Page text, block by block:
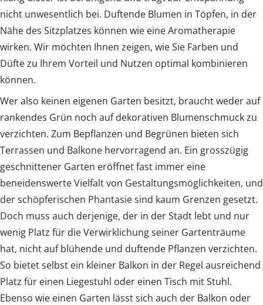
nicht unwesentlich bei. Duftende Blumen in Töpfen, in der
Nähe des Sitzplatzes können wie eine Aromatherapie
wirken. Wir möchten Ihnen zeigen, wie Sie Farben und
Düfte zu Ihrem Vorteil und Nutzen optimal kombinieren
können.
Wer also keinen eigenen Garten besitzt, braucht weder auf
rankendes Grün noch auf dekorativen Blumenschmuck zu
verzichten. Zum Bepflanzen und Begrünen bieten sich
Terrassen und Balkone hervorragend an. Ein grosszügig
geschnittener Garten eröffnet fast immer eine
beneidenswerte Vielfalt von Gestaltungsmöglichkeiten, und
der schöpferischen Phantasie sind kaum Grenzen gesetzt.
Doch muss auch derjenige, der in der Stadt lebt und nur
wenig Platz für die Verwirklichung seiner Gartenträume
hat, nicht auf blühende und duftende Pflanzen verzichten.
So bietet selbst ein kleiner Balkon in der Regel ausreichend
Platz für einen Liegestuhl oder einen Tisch mit Stuhl.
Ebenso wie einen Garten lässt sich auch der Balkon oder